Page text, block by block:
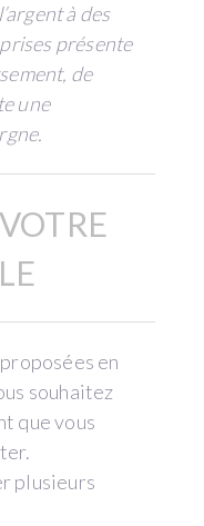
à des
présente
de
une
en
souhaitez
que vous
plusieurs